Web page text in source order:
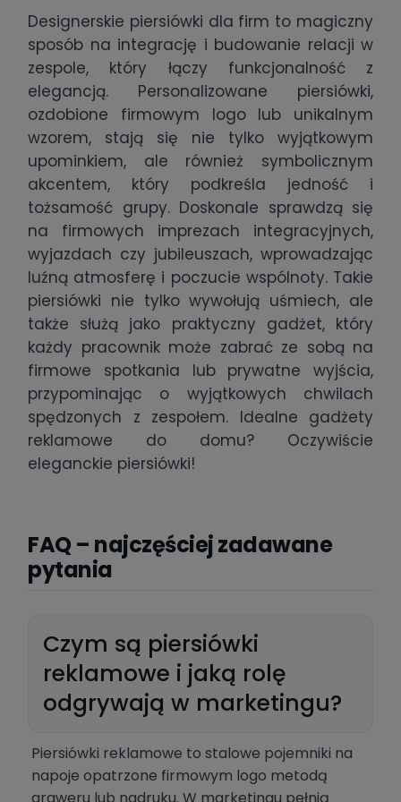
Designerskie piersiówki dla firm to magiczny
sposób na integrację i budowanie relacji w
zespole, który łączy funkcjonalność z
elegancją. Personalizowane piersiówki,
ozdobione firmowym logo lub unikalnym
wzorem, stają się nie tylko wyjątkowym
upominkiem, ale również symbolicznym
akcentem, który podkreśla jedność i
tożsamość grupy. Doskonale sprawdzą się
na firmowych imprezach integracyjnych,
wyjazdach czy jubileuszach, wprowadzając
luźną atmosferę i poczucie wspólnoty. Takie
piersiówki nie tylko wywołują uśmiech, ale
także służą jako praktyczny gadżet, który
każdy pracownik może zabrać ze sobą na
firmowe spotkania lub prywatne wyjścia,
przypominając o wyjątkowych chwilach
spędzonych z zespołem. Idealne gadżety
reklamowe do domu? Oczywiście
eleganckie piersiówki!
FAQ – najczęściej zadawane
pytania
Czym są piersiówki
reklamowe i jaką rolę
odgrywają w marketingu?
Piersiówki reklamowe to stalowe pojemniki na
napoje opatrzone firmowym logo metodą